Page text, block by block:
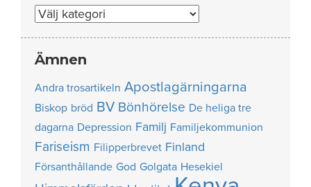
Nummer
Ämnen
Andra trosartikeln Apostlagärningarna
Biskop bröd BV Bönhörelse De heliga tre
dagarna Depression Familj Familjekommunion
Fariseism Filipperbrevet Finland
Försanthållande God Golgata Hesekiel